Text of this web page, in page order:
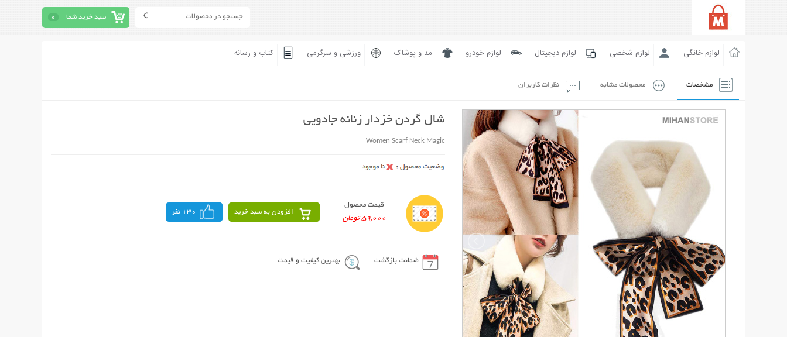
سبد خرید شما 0
لوازم خانگی لوازم شخصی لوازم دیجیتال لوازم خودرو مد و پوشاک ورزشی و سرگرمی کتاب و رسانه
مشخصات محصولات مشابه نظرات کاربران
شال گردن خزدار زنانه جادویی
Women Scarf Neck Magic
قیمت محصول
59,000 تومان
افزودن به سبد خرید 130 نفر
ضمانت بازگشت بهترین کیفیت و قیمت